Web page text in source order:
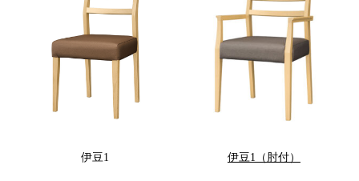
伊豆1 伊豆1（肘付）